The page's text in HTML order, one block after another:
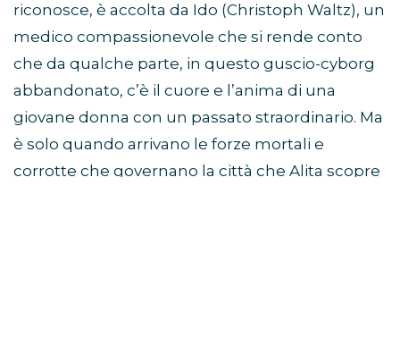
riconosce, è accolta da Ido (Christoph Waltz), un
medico compassionevole che si rende conto
che da qualche parte, in questo guscio-cyborg
abbandonato, c’è il cuore e l’anima di una
giovane donna con un passato straordinario. Ma
è solo quando arrivano le forze mortali e
corrotte che governano la città che Alita scopre